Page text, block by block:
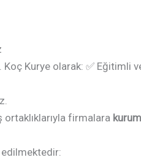
Kurye olarak: ✅ Eğitimli
ortaklıklarıyla firmalara